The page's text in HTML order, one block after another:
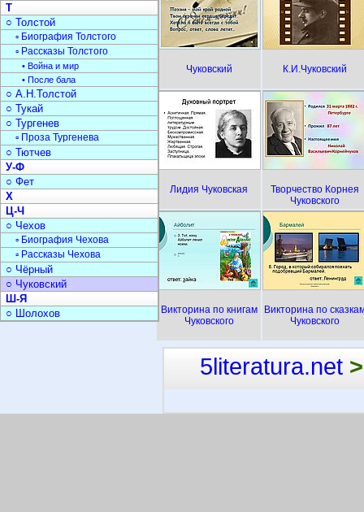
Чуковский К.И.Чуковский
Лидия Чуковская
Творчество Корнея
Чуковского
Викторина по книгам
Чуковского
Викторина по
Чуковского
Т
○ Толстой
▫ Биография Толстого
▫ Рассказы Толстого
• Война и мир
• После бала
○ А.Н.Толстой
○ Тукай
○ Тургенев
▫ Проза Тургенева
○ Тютчев
У-Ф
○ Фет
Х
Ц-Ч
○ Чехов
▫ Биография Чехова
▫ Рассказы Чехова
○ Чёрный
○ Чуковский
Ш-Я
○ Шолохов
5literatura.net >